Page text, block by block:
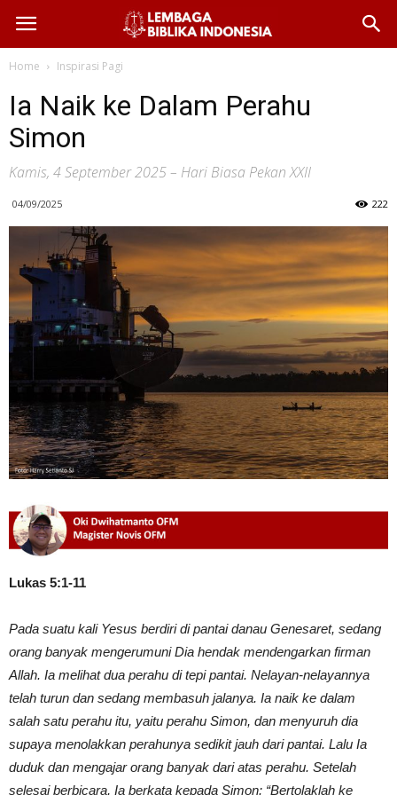
Home Inspirasi Pagi
Ia Naik ke Dalam Perahu
Simon
Kamis, 4 September 2025 – Hari Biasa Pekan XXII
04/09/2025 222
Lukas 5:1-11
Pada suatu kali Yesus berdiri di pantai danau Genesaret, sedang
orang banyak mengerumuni Dia hendak mendengarkan firman
Allah. Ia melihat dua perahu di tepi pantai. Nelayan-nelayannya
telah turun dan sedang membasuh jalanya. Ia naik ke dalam
salah satu perahu itu, yaitu perahu Simon, dan menyuruh dia
supaya menolakkan perahunya sedikit jauh dari pantai. Lalu Ia
duduk dan mengajar orang banyak dari atas perahu. Setelah
selesai berbicara, Ia berkata kepada Simon: “Bertolaklah ke